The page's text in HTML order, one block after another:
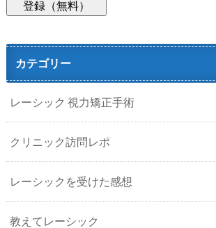
カテゴリー
レーシック 視力矯正手術
クリニック訪問レポ
レーシックを受けた感想
教えてレーシック